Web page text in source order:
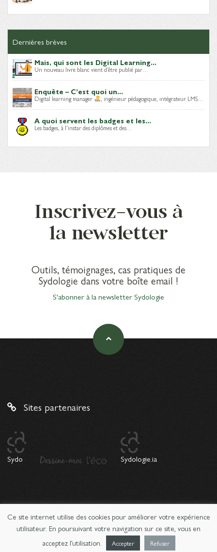
Dernières brèves
Mais, qui sont les Digital Learning...
Un nouveau livre blanc vient d’être publié par…
Enquête – C’est quoi un...
Digital learning manager , ingénieur pédagogique, intégrateur LMS…
A quoi servent les badges et les...
Les badges, à l’instar des diplômes et des…
Inscrivez-vous à
la newsletter
Outils, témoignages, cas pratiques de
Sydologie dans votre boîte email !
S'abonner à la newsletter Sydologie
Sites partenaires
Sydo Sydologie.ia
© 2026 Copyright Sydologie. Le magazine de l'innovation
pédagogique -Mentions légales
Ce site internet utilise des cookies pour améliorer votre expérience
utilisateur. En poursuivant votre navigation sur ce site, vous en
acceptez l’utilisation.
Accepter Refuser